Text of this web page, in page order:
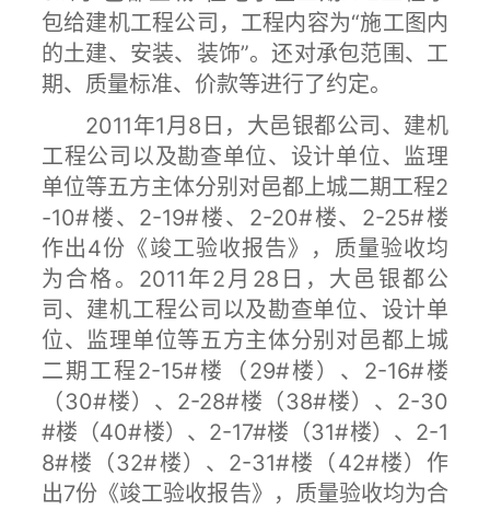
包给建机工程公司，工程内容为“施工图内
的土建、安装、装饰”。还对承包范围、工
期、质量标准、价款等进行了约定。
2011年1月8日，大邑银都公司、建机
工程公司以及勘查单位、设计单位、监理
单位等五方主体分别对邑都上城二期工程2
-10#楼、2-19#楼、2-20#楼、2-25#楼
作出4份《竣工验收报告》，质量验收均
为合格。2011年2月28日，大邑银都公
司、建机工程公司以及勘查单位、设计单
位、监理单位等五方主体分别对邑都上城
二期工程2-15#楼（29#楼）、2-16#楼
（30#楼）、2-28#楼（38#楼）、2-30
#楼（40#楼）、2-17#楼（31#楼）、2-1
8#楼（32#楼）、2-31#楼（42#楼）作
出7份《竣工验收报告》，质量验收均为合